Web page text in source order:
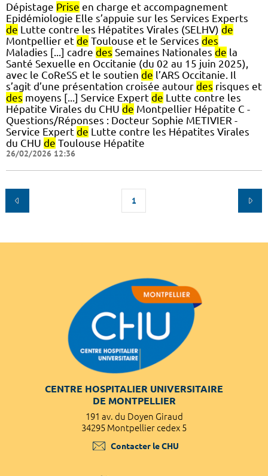
Dépistage Prise en charge et accompagnement
Epidémiologie Elle s’appuie sur les Services Experts
de Lutte contre les Hépatites Virales (SELHV) de
Montpellier et de Toulouse et le Services des
Maladies [...] cadre des Semaines Nationales de la
Santé Sexuelle en Occitanie (du 02 au 15 juin 2025),
avec le CoReSS et le soutien de l’ARS Occitanie. Il
s’agit d’une présentation croisée autour des risques et
des moyens [...] Service Expert de Lutte contre les
Hépatite Virales du CHU de Montpellier Hépatite C -
Questions/Réponses : Docteur Sophie METIVIER -
Service Expert de Lutte contre les Hépatites Virales
du CHU de Toulouse Hépatite
26/02/2026 12:36
1
CENTRE HOSPITALIER UNIVERSITAIRE
DE MONTPELLIER
191 av. du Doyen Giraud
34295 Montpellier cedex 5
Contacter le CHU